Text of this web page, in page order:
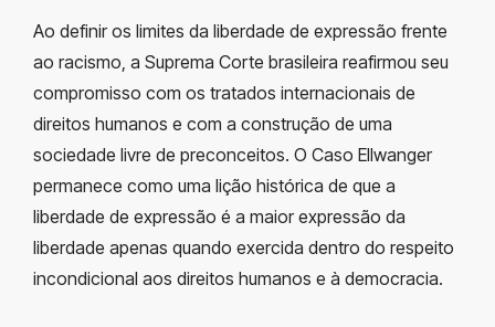
Ao definir os limites da liberdade de expressão frente
ao racismo, a Suprema Corte brasileira reafirmou seu
compromisso com os tratados internacionais de
direitos humanos e com a construção de uma
sociedade livre de preconceitos. O Caso Ellwanger
permanece como uma lição histórica de que a
liberdade de expressão é a maior expressão da
liberdade apenas quando exercida dentro do respeito
incondicional aos direitos humanos e à democracia.